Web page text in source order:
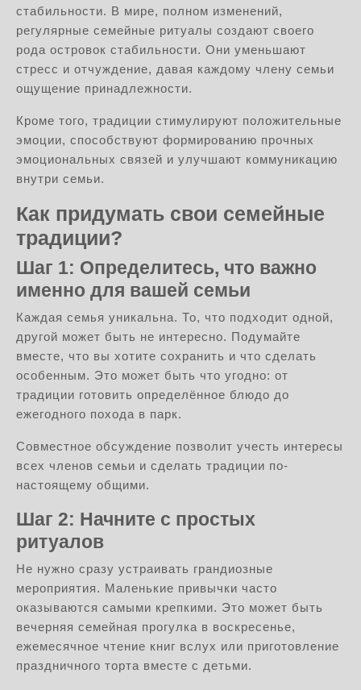
стабильности. В мире, полном изменений,
регулярные семейные ритуалы создают своего
рода островок стабильности. Они уменьшают
стресс и отчуждение, давая каждому члену семьи
ощущение принадлежности.
Кроме того, традиции стимулируют положительные
эмоции, способствуют формированию прочных
эмоциональных связей и улучшают коммуникацию
внутри семьи.
Как придумать свои семейные
традиции?
Шаг 1: Определитесь, что важно
именно для вашей семьи
Каждая семья уникальна. То, что подходит одной,
другой может быть не интересно. Подумайте
вместе, что вы хотите сохранить и что сделать
особенным. Это может быть что угодно: от
традиции готовить определённое блюдо до
ежегодного похода в парк.
Совместное обсуждение позволит учесть интересы
всех членов семьи и сделать традиции по-
настоящему общими.
Шаг 2: Начните с простых
ритуалов
Не нужно сразу устраивать грандиозные
мероприятия. Маленькие привычки часто
оказываются самыми крепкими. Это может быть
вечерняя семейная прогулка в воскресенье,
ежемесячное чтение книг вслух или приготовление
праздничного торта вместе с детьми.